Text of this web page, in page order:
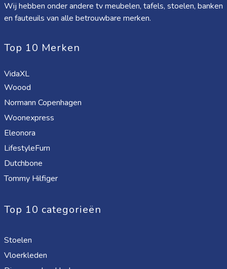
Wij hebben onder andere tv meubelen, tafels, stoelen, banken
en fauteuils van alle betrouwbare merken.
Top 10 Merken
VidaXL
Woood
Normann Copenhagen
Woonexpress
Eleonora
LifestyleFurn
Dutchbone
Tommy Hilfiger
Top 10 categorieën
Stoelen
Vloerkleden